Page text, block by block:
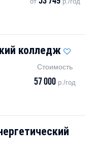
колледж
Стоимость
57 000 р./год